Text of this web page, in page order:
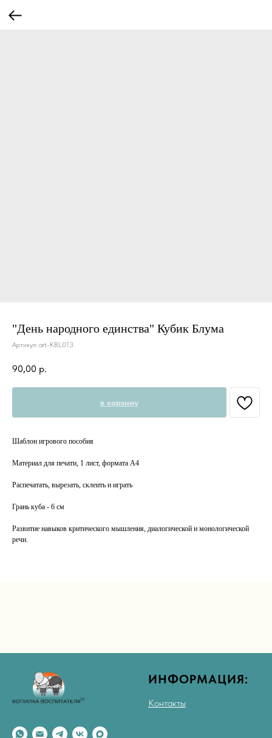
"День народного единства" Кубик Блума
Артикул: art-KBL013
90,00 р.
в корзину
Шаблон игрового пособия
Материал для печати, 1 лист, формата А4
Распечатать, вырезать, склеить и играть
Грань куба - 6 см
Развитие навыков критического мышления, диалогической и монологической
речи.
ИНФОРМАЦИЯ:
Контакты